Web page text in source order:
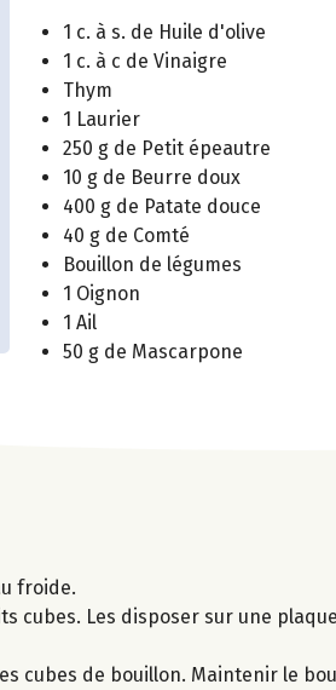
1 c. à s. de Huile d'olive
1 c. à c de Vinaigre
Thym
1 Laurier
250 g de Petit épeautre
10 g de Beurre doux
400 g de Patate douce
40 g de Comté
Bouillon de légumes
1 Oignon
1 Ail
50 g de Mascarpone
froide.
cubes. Les disposer sur une
cubes de bouillon. Maintenir le